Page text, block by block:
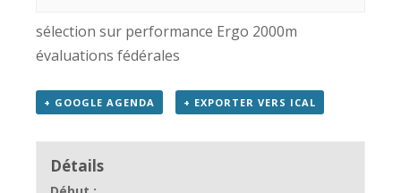
sélection sur performance Ergo 2000m
évaluations fédérales
+ GOOGLE AGENDA + EXPORTER VERS ICAL
Détails